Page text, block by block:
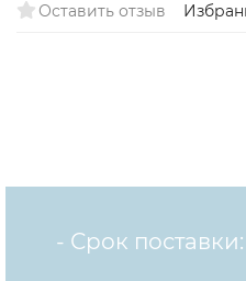
Оставить отзыв
- Срок